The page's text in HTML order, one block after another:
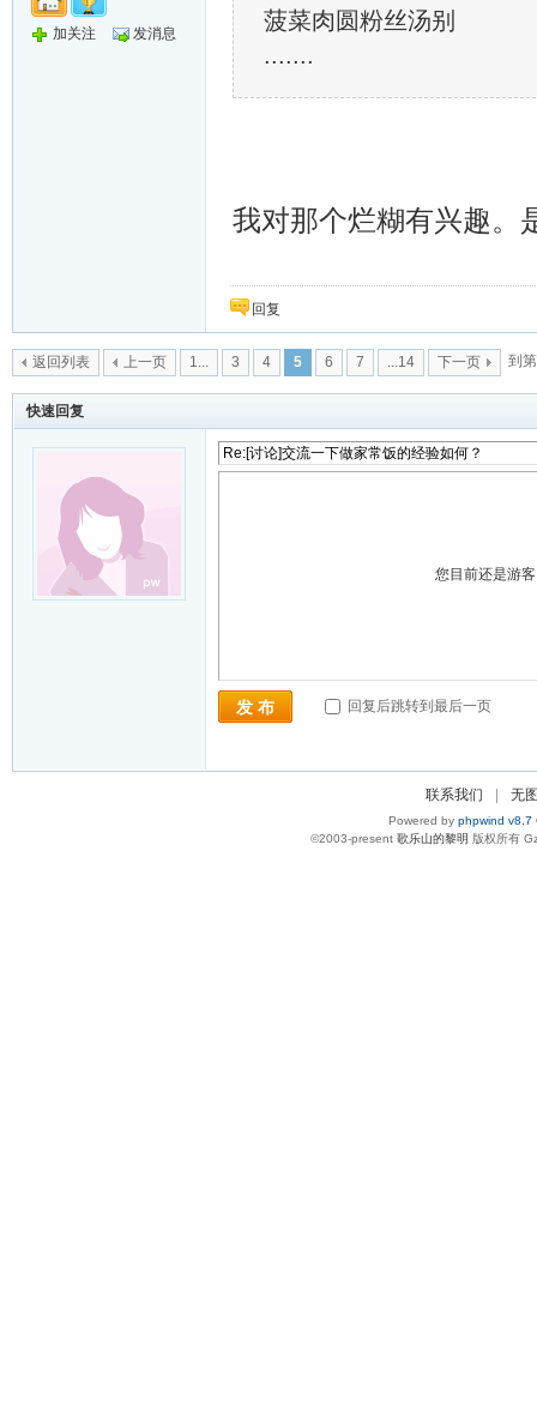
加关注 发消息
菠菜肉圆粉丝汤别
.......
我对那个烂糊有兴趣。
回复
返回列表 上一页 1... 3 4 5 6 7 ...14 下一页 到第
快速回复
您目前还是游
发 布 回复后跳转到最后一页
联系我们 无
Powered by phpwind v8.7
©2003-present 歌乐山的黎明 版权所有